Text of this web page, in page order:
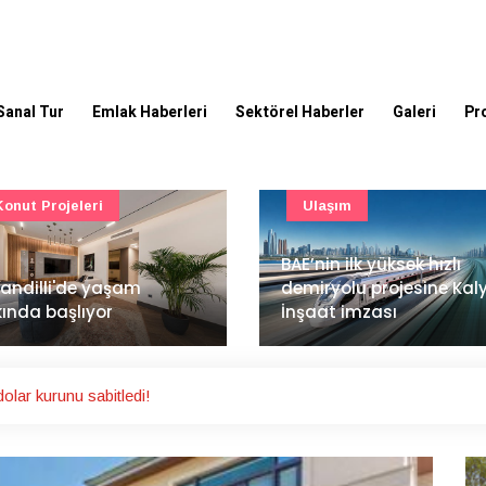
Tur Emlak Haberleri Sektörel Haberler Galeri
ilk yüksek hızlı
projesine Kalyon
imzası
Mimarlık ve mühendislik
projeleri e-PYS ile dijital
ortama taşınacak
Güncel
kurunu sabitledi!